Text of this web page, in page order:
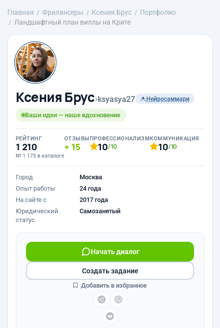
Главная Фрилансеры Ксения Брус
Портфолио
Ландшафтный план виллы на Крите
Ксения Брус›ksyasya27 Нейросаммари
Ваши идеи — наше вдохновение
РЕЙТИНГ
1 210
№ 1 173 в каталоге
ОТЗЫВЫ
15
ПРОФЕССИОНАЛИЗМ
10/10
КОММУНИКАЦИЯ
10/10
Город
Москва
Опыт работы
24 года
На сайте с
2017 года
Юридический
статус
Самозанятый
Начать диалог
Создать задание
Добавить в избранное